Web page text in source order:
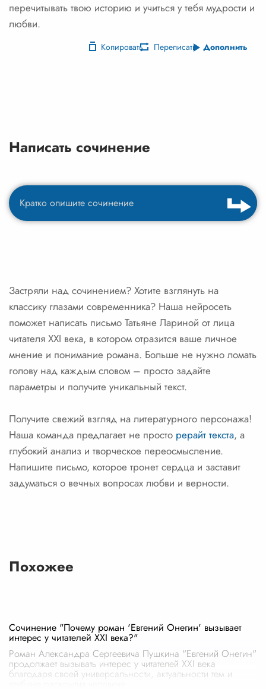
перечитывать твою историю и учиться у тебя мудрости и
любви.
Копировать Переписать Дополнить
Написать сочинение
Застряли над сочинением? Хотите взглянуть на
классику глазами современника? Наша нейросеть
поможет написать письмо Татьяне Лариной от лица
читателя XXI века, в котором отразится ваше личное
мнение и понимание романа. Больше не нужно ломать
голову над каждым словом – просто задайте
параметры и получите уникальный текст.
Получите свежий взгляд на литературного персонажа!
Наша команда предлагает не просто рерайт текста, а
глубокий анализ и творческое переосмысление.
Напишите письмо, которое тронет сердца и заставит
задуматься о вечных вопросах любви и верности.
Похожее
Сочинение "Почему роман 'Евгений Онегин' вызывает
интерес у читателей XXI века?"
Роман Александра Сергеевича Пушкина "Евгений Онегин"
продолжает вызывать интерес у читателей XXI века
благодаря своей универсальности, актуальности тем и